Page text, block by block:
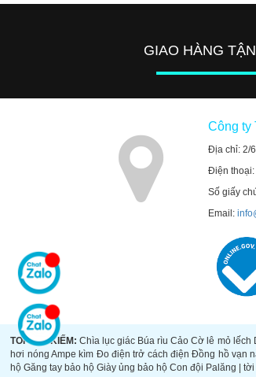
GIAO HÀNG
Công ty
Địa chỉ: 2/
Điện
Số giấy
Email:
TOP TÌM KIẾM: Chìa lục giác Búa rìu Cảo Cờ lê mỏ lếch
hơi nóng Ampe kìm Đo điện trở cách điện Đồng hồ vạn
hộ Găng tay bảo hộ Giày ủng bảo hộ Con đội Palăng | tời